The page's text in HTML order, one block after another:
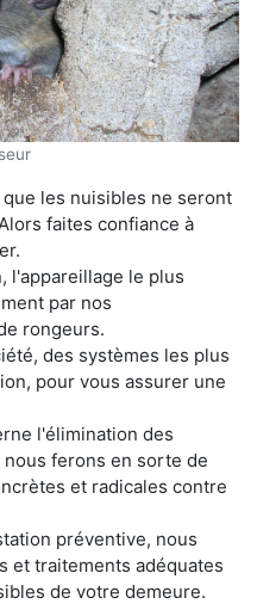
les nuisibles ne seront
faites confiance à
l'appareillage le plus
par nos
rongeurs.
des systèmes les plus
pour vous assurer une
l'élimination des
ferons en sorte de
et radicales contre
préventive, nous
et traitements adéquates
de votre demeure.